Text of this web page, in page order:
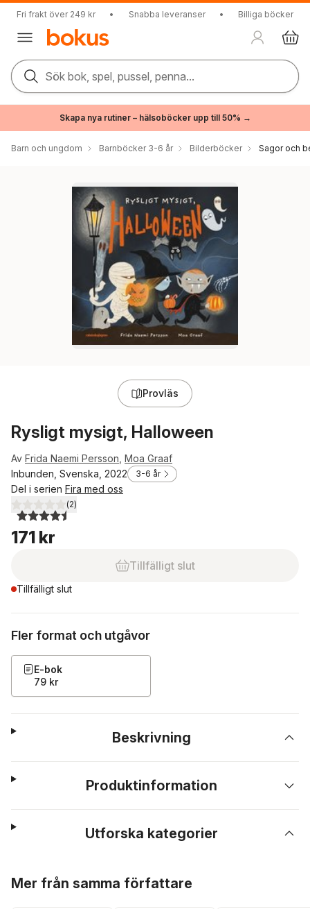
Fri frakt över 249 kr • Snabba leveranser • Billiga böcker
Sök bok, spel, pussel, penna...
Skapa nya rutiner – hälsoböcker upp till 50% →
Barn och ungdom Barnböcker 3-6 år Bilderböcker Sagor och
Provläs
Rysligt mysigt, Halloween
Av Frida Naemi Persson Moa Graaf
Inbunden, Svenska, 2022
3-6 år
Del i serien Fira med oss
4,5utav 5 stjärnor. Totalt antal röster:
(2)
171 kr
Tillfälligt slut
Tillfälligt slut
Fler format och utgåvor
E-bok
79 kr
Beskrivning
Produktinformation
Utforska kategorier
Mer från samma författare